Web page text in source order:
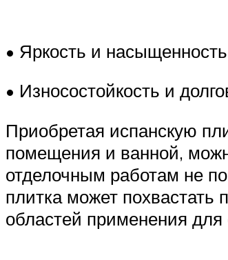
• Яркость и
• Износостойкость и
Приобретая испанскую
помещения и ванной,
отделочным работам не
плитка может
областей применения